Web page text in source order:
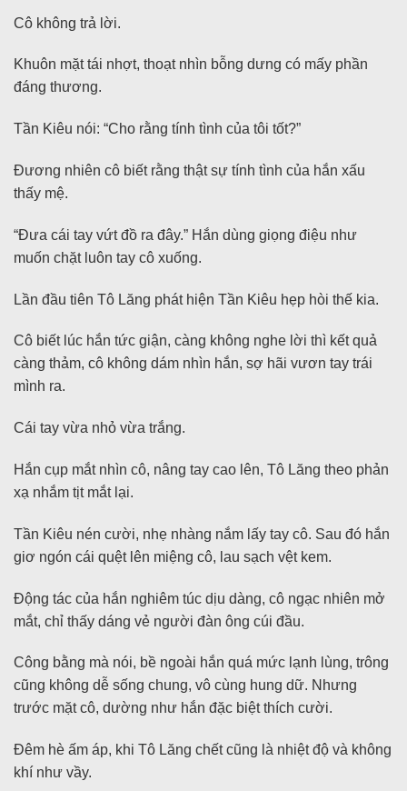
Cô không trả lời.
Khuôn mặt tái nhợt, thoạt nhìn bỗng dưng có mấy phần
đáng thương.
Tần Kiêu nói: “Cho rằng tính tình của tôi tốt?”
Đương nhiên cô biết rằng thật sự tính tình của hắn xấu
thấy mệ.
“Đưa cái tay vứt đồ ra đây.” Hắn dùng giọng điệu như
muốn chặt luôn tay cô xuống.
Lần đầu tiên Tô Lăng phát hiện Tần Kiêu hẹp hòi thế kia.
Cô biết lúc hắn tức giận, càng không nghe lời thì kết quả
càng thảm, cô không dám nhìn hắn, sợ hãi vươn tay trái
mình ra.
Cái tay vừa nhỏ vừa trắng.
Hắn cụp mắt nhìn cô, nâng tay cao lên, Tô Lăng theo phản
xạ nhắm tịt mắt lại.
Tần Kiêu nén cười, nhẹ nhàng nắm lấy tay cô. Sau đó hắn
giơ ngón cái quệt lên miệng cô, lau sạch vệt kem.
Động tác của hắn nghiêm túc dịu dàng, cô ngạc nhiên mở
mắt, chỉ thấy dáng vẻ người đàn ông cúi đầu.
Công bằng mà nói, bề ngoài hắn quá mức lạnh lùng, trông
cũng không dễ sống chung, vô cùng hung dữ. Nhưng
trước mặt cô, dường như hắn đặc biệt thích cười.
Đêm hè ấm áp, khi Tô Lăng chết cũng là nhiệt độ và không
khí như vầy.